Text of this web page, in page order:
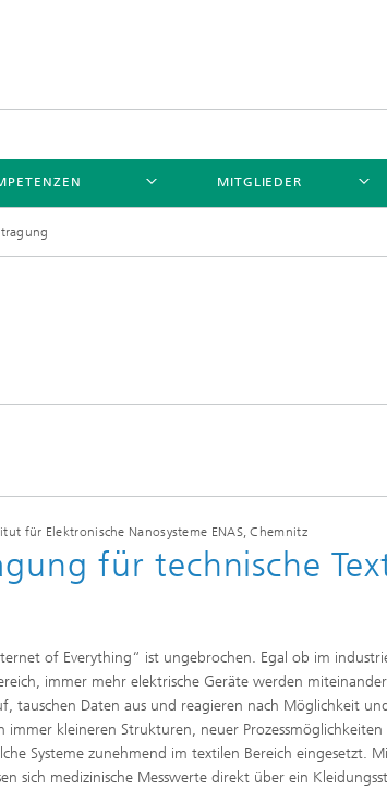
MITGLIEDER
für Elektronische Nanosysteme ENAS, Chemnitz
für technische
of Everything“ ist ungebrochen. Egal ob im
immer mehr elektrische Geräte werden
tauschen Daten aus und reagieren nach Möglichkeit
kleineren Strukturen, neuer
Systeme zunehmend im textilen Bereich eingesetzt.
sich medizinische Messwerte direkt über ein